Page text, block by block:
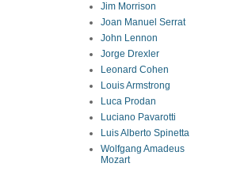
Jim Morrison
Joan Manuel Serrat
John Lennon
Jorge Drexler
Leonard Cohen
Louis Armstrong
Luca Prodan
Luciano Pavarotti
Luis Alberto Spinetta
Wolfgang Amadeus
Mozart